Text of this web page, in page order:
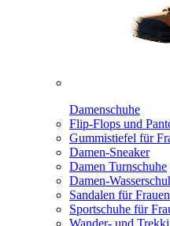
Damenschuhe
Flip-Flops und
Gummistiefel für
Damen-Sneaker
Damen Turnschuhe
Damen-
Sandalen für Frauen
Sportschuhe für
Wander- und